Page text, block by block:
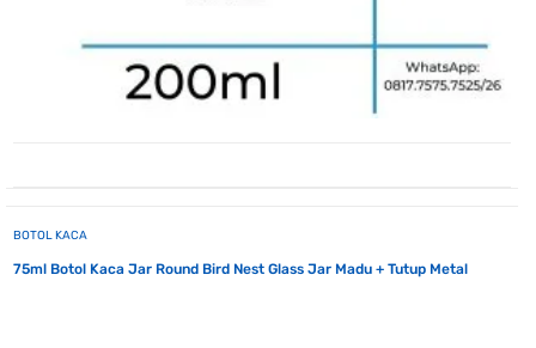
BOTOL KACA
75ml Botol Kaca Jar Round Bird Nest Glass Jar Madu + Tutup Metal